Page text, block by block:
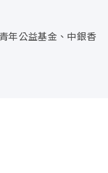
年公益基金、中銀香